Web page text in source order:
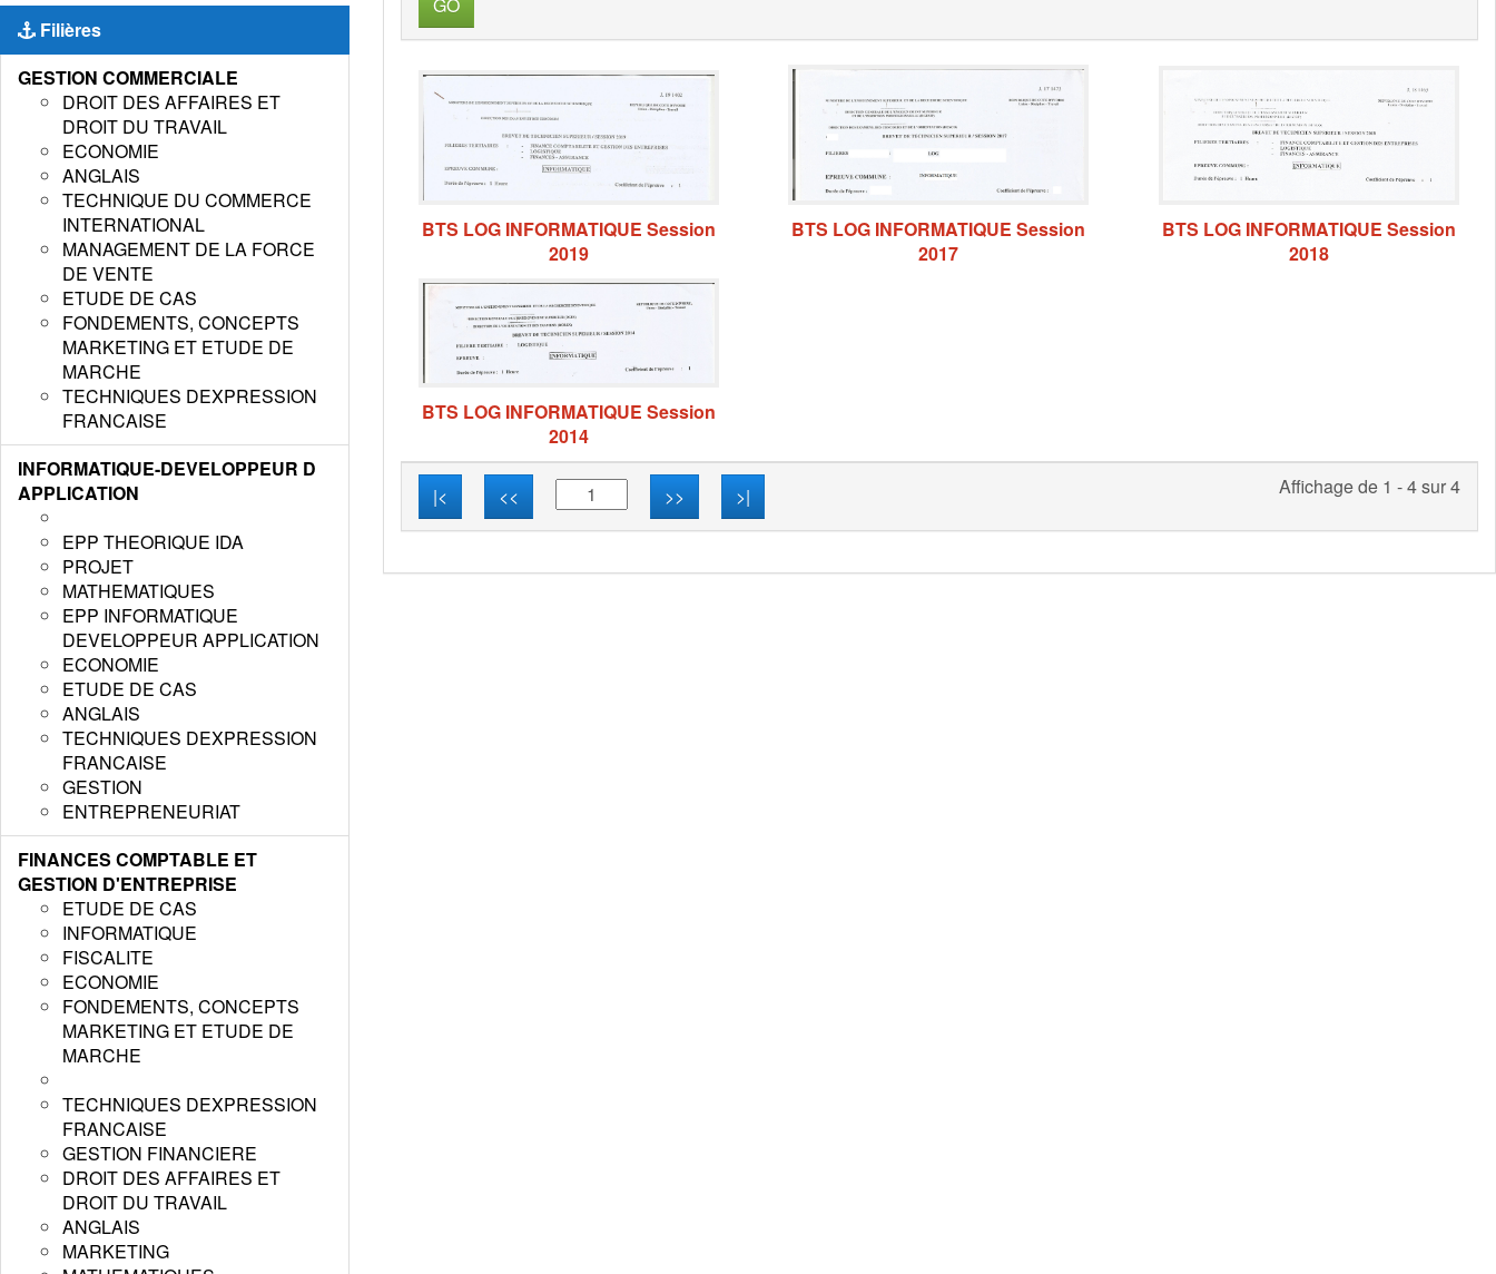
Filières
GESTION COMMERCIALE
DROIT DES AFFAIRES ET
DROIT DU TRAVAIL
ECONOMIE
ANGLAIS
TECHNIQUE DU COMMERCE
INTERNATIONAL
MANAGEMENT DE LA FORCE
DE VENTE
ETUDE DE CAS
FONDEMENTS, CONCEPTS
MARKETING ET ETUDE DE
MARCHE
TECHNIQUES DEXPRESSION
FRANCAISE
INFORMATIQUE-DEVELOPPEUR D
APPLICATION
EPP THEORIQUE IDA
PROJET
MATHEMATIQUES
EPP INFORMATIQUE
DEVELOPPEUR APPLICATION
ECONOMIE
ETUDE DE CAS
ANGLAIS
TECHNIQUES DEXPRESSION
FRANCAISE
GESTION
ENTREPRENEURIAT
FINANCES COMPTABLE ET
GESTION D'ENTREPRISE
ETUDE DE CAS
INFORMATIQUE
FISCALITE
ECONOMIE
FONDEMENTS, CONCEPTS
MARKETING ET ETUDE DE
MARCHE
TECHNIQUES DEXPRESSION
FRANCAISE
GESTION FINANCIERE
DROIT DES AFFAIRES ET
DROIT DU TRAVAIL
ANGLAIS
MARKETING
BTS LOG INFORMATIQUE Session
2019
BTS LOG INFORMATIQUE Session
2017
BTS LOG INFORMATIQUE Session
2018
BTS LOG INFORMATIQUE Session
2014
|< << >> >| Affichage de 1 - 4 sur 4